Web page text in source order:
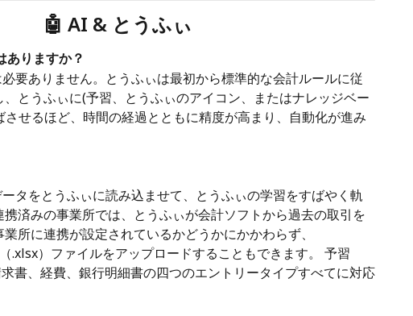
🤖 AI & とうふぃ
ありますか？
要ありません。とうふぃは最初から標準的な会計ルールに従
とうふぃに(予習、とうふぃのアイコン、またはナレッジベー
せるほど、時間の経過とともに精度が高まり、自動化が進み
タをとうふぃに読み込ませて、とうふぃの学習をすばやく軌
済みの事業所では、とうふぃが会計ソフトから過去の取引を
所に連携が設定されているかどうかにかかわらず、
.xlsx）ファイルをアップロードすることもできます。 予習
書、経費、銀行明細書の四つのエントリータイプすべてに対応